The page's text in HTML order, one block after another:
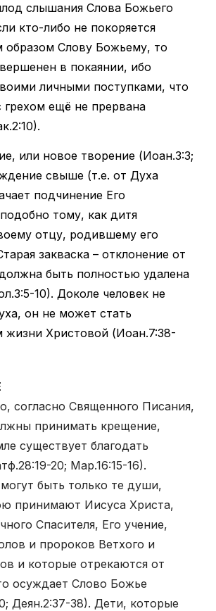
слышания Слова Божьего
кто-либо не покоряется
Слову Божьему, то
в покаянии, ибо
личными поступками, что
грехом ещё не прервана
или новое творение (Иоан.3:3;
свыше (т.е. от Духа
подчинение Его
тому, как дитя
отцу, родившему его
закваска – отклонение от
быть полностью удалена
10). Доколе человек не
он не может стать
жизни Христовой (Иоан.7:38-
согласно Священного Писания,
принимать крещение,
существует благодать
20; Мар.16:15-16).
быть только те души,
принимают Иисуса Христа,
Спасителя, Его учение,
и пророков Ветхого и
и которые отрекаются от
осуждает Слово Божье
Деян.2:37-38). Дети, которые